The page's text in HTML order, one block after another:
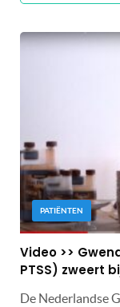
PATIËNTEN
Video >>
PTSS) zweert
De Nederlandse